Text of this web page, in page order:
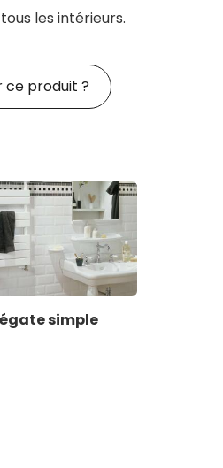
les intérieurs.
ce produit ?
simple